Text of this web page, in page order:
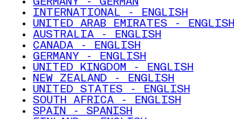
INTERNATIONAL - ENGLISH
UNITED ARAB EMIRATES - ENGLISH
AUSTRALIA - ENGLISH
CANADA - ENGLISH
GERMANY - ENGLISH
UNITED KINGDOM - ENGLISH
NEW ZEALAND - ENGLISH
UNITED STATES - ENGLISH
SOUTH AFRICA - ENGLISH
SPAIN - SPANISH